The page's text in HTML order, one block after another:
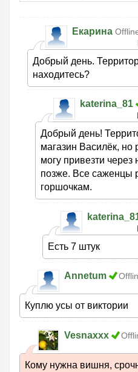
Екарина
Добрый день.
находитесь?
katerina_81
Добрый день!
магазин Василёк, но
могу привезти
позже. Все саженцы
горшочкам.
Есть 7 штук
Annetum
Куплю усы от виктории
Vesnaxxx
Кому нужна вишня,